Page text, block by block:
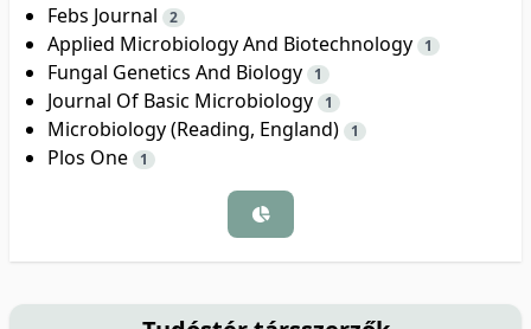
Febs Journal 2
Applied Microbiology And Biotechnology 1
Fungal Genetics And Biology 1
Journal Of Basic Microbiology 1
Microbiology (Reading, England) 1
Plos One 1